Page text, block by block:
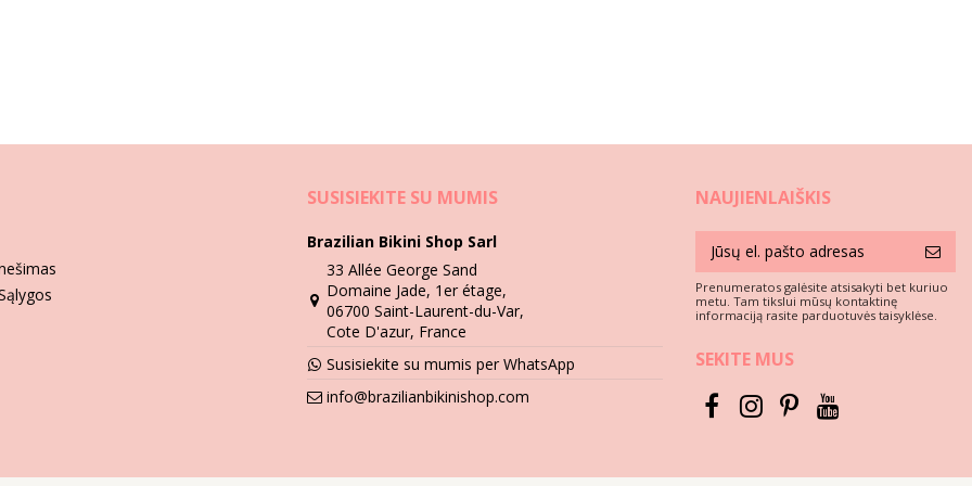
Skalbimo ir priežiūros instrukcijos
Luzia
SUSISIEKITE SU MUMIS
Brazilian Bikini Shop Sarl
33 Allée George Sand
Domaine Jade, 1er étage,
06700 Saint-Laurent-du-Var,
Cote D'azur, France
Susisiekite su mumis per WhatsApp
info@brazilianbikinishop.com
NAUJIENLAIŠKIS
Prenumeratos galėsite atsisakyti bet kuriuo
metu. Tam tikslui mūsų kontaktinę
informaciją rasite parduotuvės taisyklėse.
SEKITE MUS